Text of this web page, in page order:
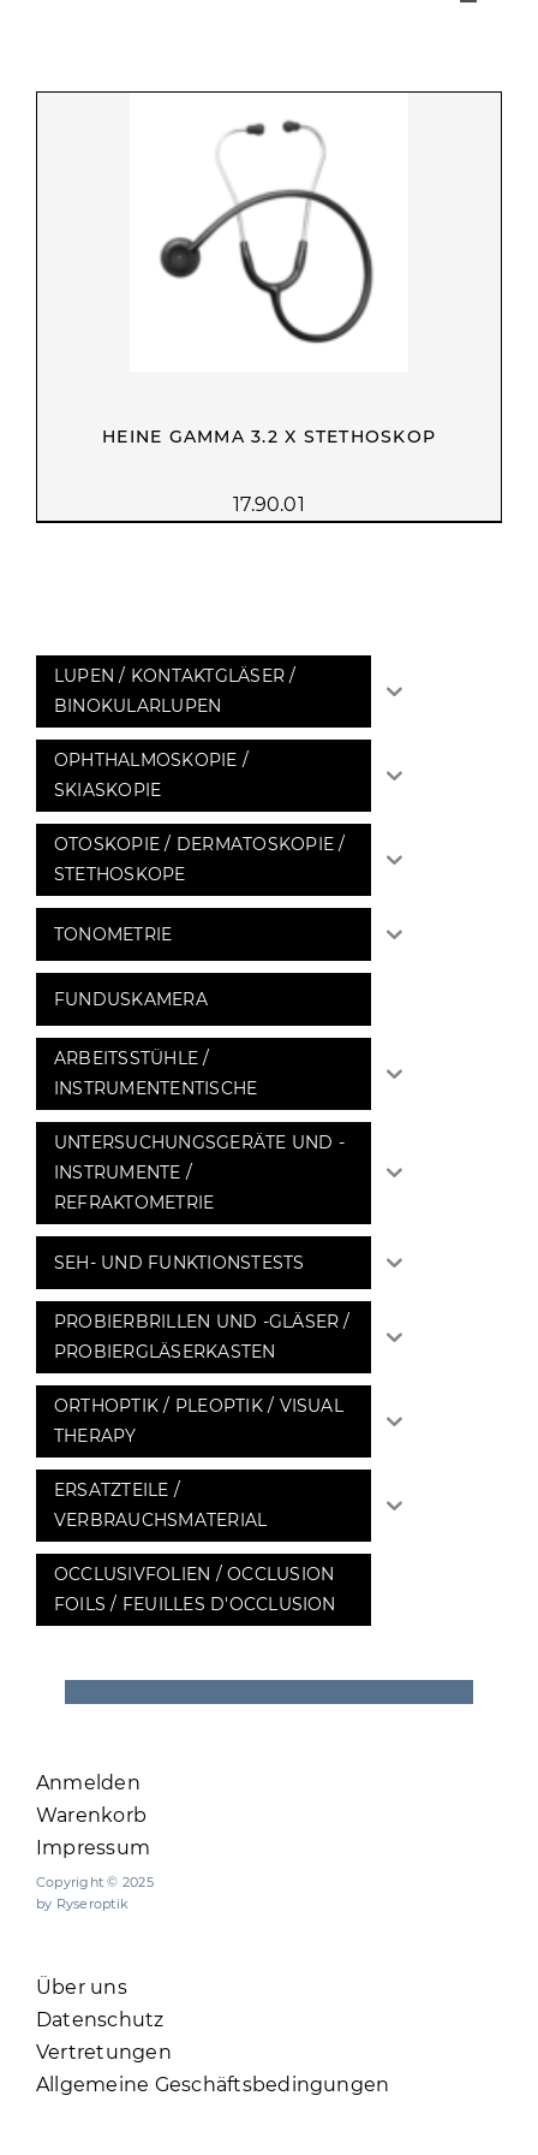
Toggle
HEINE GAMMA 3.2 X STETHOSKOP
17.90.01
LUPEN / KONTAKTGLÄSER /
BINOKULARLUPEN
OPHTHALMOSKOPIE /
SKIASKOPIE
OTOSKOPIE / DERMATOSKOPIE /
STETHOSKOPE
TONOMETRIE
FUNDUSKAMERA
ARBEITSSTÜHLE /
INSTRUMENTENTISCHE
UNTERSUCHUNGSGERÄTE UND -
INSTRUMENTE /
REFRAKTOMETRIE
SEH- UND FUNKTIONSTESTS
PROBIERBRILLEN UND -GLÄSER /
PROBIERGLÄSERKASTEN
ORTHOPTIK / PLEOPTIK / VISUAL
THERAPY
ERSATZTEILE /
VERBRAUCHSMATERIAL
OCCLUSIVFOLIEN / OCCLUSION
FOILS / FEUILLES D'OCCLUSION
Anmelden
Warenkorb
Impressum
Copyright © 2025
by Ryseroptik
Über uns
Datenschutz
Vertretungen
Allgemeine Geschäftsbedingungen